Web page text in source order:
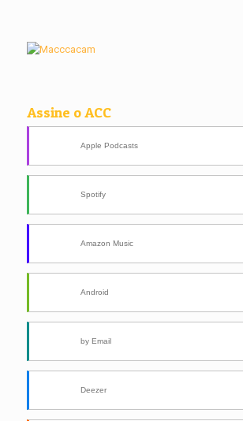
Assine o ACC
Apple Podcasts
Spotify
Amazon Music
Android
by Email
Deezer